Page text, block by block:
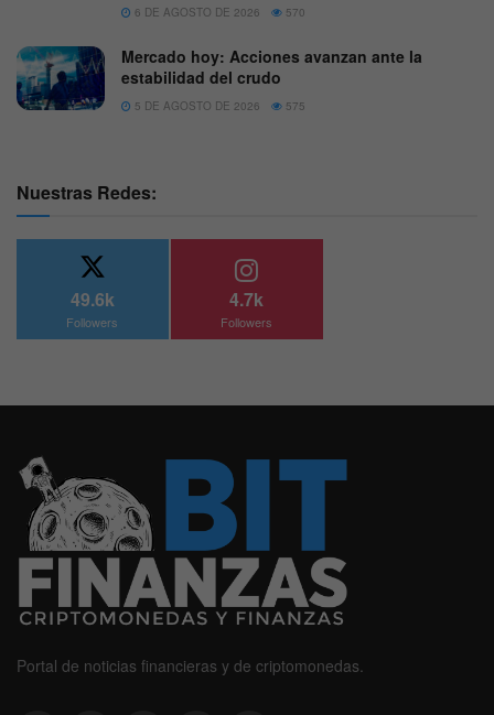
6 DE AGOSTO DE 2026 570
Mercado hoy: Acciones avanzan ante la
estabilidad del crudo
5 DE AGOSTO DE 2026 575
Nuestras Redes:
49.6k
Followers
4.7k
Followers
Portal de noticias financieras y de criptomonedas.